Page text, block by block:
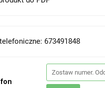
673491848